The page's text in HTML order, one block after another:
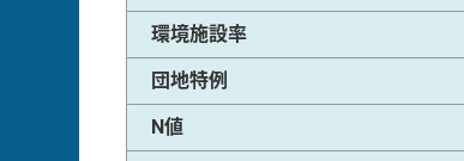
環境施設率
団地特例
N値